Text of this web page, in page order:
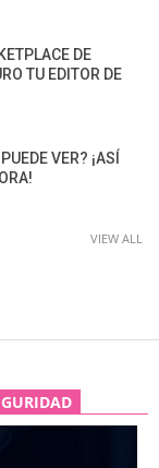
DE
TU EDITOR DE
VER? ¡ASÍ
VIEW ALL